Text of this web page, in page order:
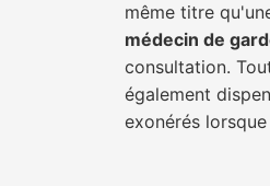
même titre
médecin de
consultation.
également
exonérés